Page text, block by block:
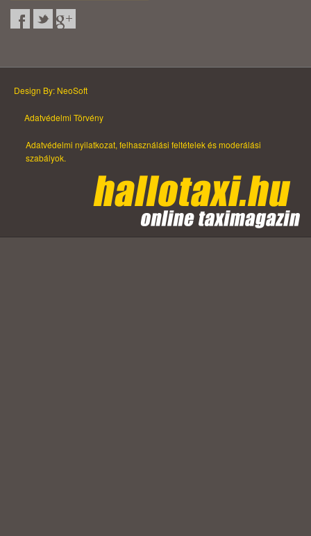
Design By: NeoSoft
Adatvédelmi Törvény
Adatvédelmi nyilatkozat, felhasználási feltételek és moderálási
szabályok.